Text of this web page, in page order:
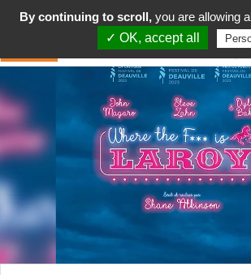
By continuing to scroll, you are allowing
✓ OK, accept all